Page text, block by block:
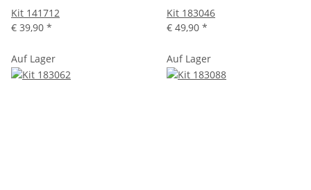
Kit 141712
€ 39,90 *
Kit 183046
€ 49,90 *
Auf Lager Auf Lager